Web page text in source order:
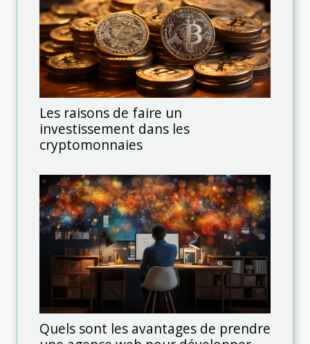
Les raisons de faire un
investissement dans les
cryptomonnaies
Quels sont les avantages de prendre